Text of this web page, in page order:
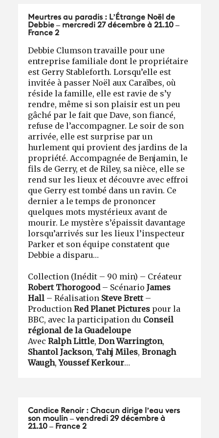
Meurtres au paradis : L’Étrange Noël de
Debbie – mercredi 27 décembre à 21.10 –
France 2
Debbie Clumson travaille pour une
entreprise familiale dont le propriétaire
est Gerry Stableforth. Lorsqu’elle est
invitée à passer Noël aux Caraïbes, où
réside la famille, elle est ravie de s’y
rendre, même si son plaisir est un peu
gâché par le fait que Dave, son fiancé,
refuse de l’accompagner. Le soir de son
arrivée, elle est surprise par un
hurlement qui provient des jardins de la
propriété. Accompagnée de Benjamin, le
fils de Gerry, et de Riley, sa nièce, elle se
rend sur les lieux et découvre avec effroi
que Gerry est tombé dans un ravin. Ce
dernier a le temps de prononcer
quelques mots mystérieux avant de
mourir. Le mystère s’épaissit davantage
lorsqu’arrivés sur les lieux l’inspecteur
Parker et son équipe constatent que
Debbie a disparu…
Collection (Inédit – 90 min) – Créateur
Robert Thorogood– ScénarioJames
Hall – Réalisation Steve Brett–
Production Red Planet Pictures pour la
BBC, avec la participation du Conseil
régional de la Guadeloupe
AvecRalph Little, Don Warrington,
Shantol Jackson, Tahj Miles,Bronagh
Waugh,Youssef Kerkour…
Candice Renoir : Chacun dirige l’eau vers
son moulin – vendredi 29 décembre à
21.10 – France 2